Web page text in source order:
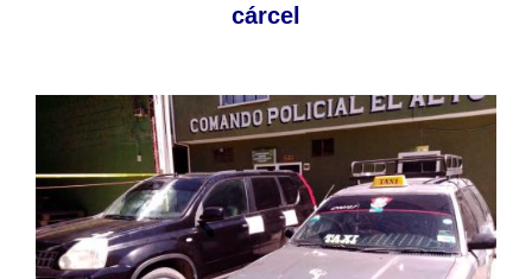
cárcel